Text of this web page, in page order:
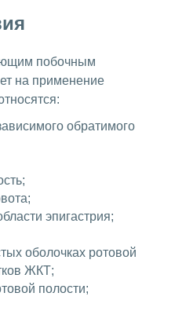
побочным
на применение
обратимого
эпигастрия;
оболочках ротовой
ЖКТ;
полости;